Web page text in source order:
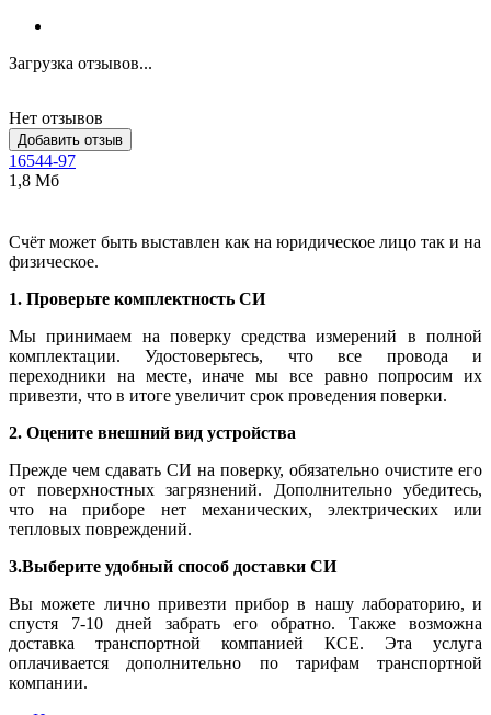
Загрузка отзывов...
Нет отзывов
Добавить отзыв
16544-97
1,8 Мб
Счёт может быть выставлен как на юридическое лицо так и на
физическое.
1. Проверьте комплектность СИ
Мы принимаем на поверку средства измерений в полной
комплектации. Удостоверьтесь, что все провода и
переходники на месте, иначе мы все равно попросим их
привезти, что в итоге увеличит срок проведения поверки.
2. Оцените внешний вид устройства
Прежде чем сдавать СИ на поверку, обязательно очистите его
от поверхностных загрязнений. Дополнительно убедитесь,
что на приборе нет механических, электрических или
тепловых повреждений.
3.Выберите удобный способ доставки СИ
Вы можете лично привезти прибор в нашу лабораторию, и
спустя 7-10 дней забрать его обратно. Также возможна
доставка транспортной компанией КСЕ. Эта услуга
оплачивается дополнительно по тарифам транспортной
компании.